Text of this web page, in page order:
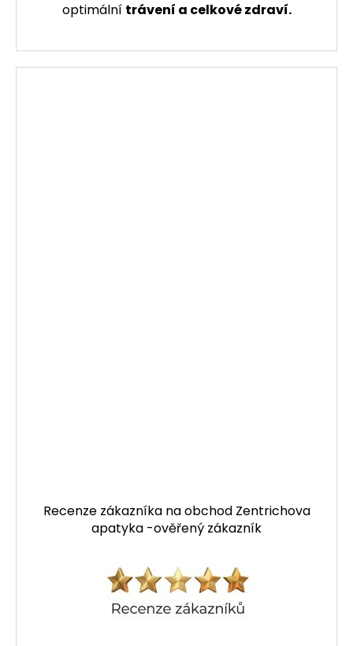
optimální trávení a celkové zdraví.
Recenze zákazníka na obchod Zentrichova
apatyka -ověřený zákazník